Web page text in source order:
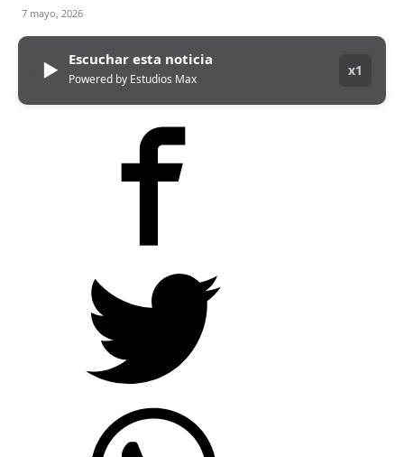
7 mayo, 2026
▶ Escuchar esta noticia
Powered by Estudios Max
x1